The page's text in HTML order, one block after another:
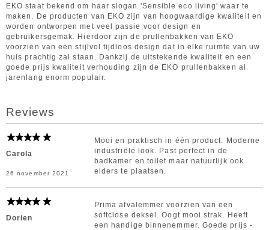
EKO staat bekend om haar slogan 'Sensible eco living' waar te
maken. De producten van EKO zijn van hoogwaardige kwaliteit en
worden ontworpen met veel passie voor design en
gebruikersgemak. Hierdoor zijn de prullenbakken van EKO
voorzien van een stijlvol tijdloos design dat in elke ruimte van uw
huis prachtig zal staan. Dankzij de uitstekende kwaliteit en een
goede prijs kwaliteit verhouding zijn de EKO prullenbakken al
jarenlang enorm populair.
Reviews
Carola
26 november 2021
Mooi en praktisch in één product. Moderne
industriële look. Past perfect in de
badkamer en toilet maar natuurlijk ook
elders te plaatsen.
Dorien
Prima afvalemmer voorzien van een
softclose deksel. Oogt mooi strak. Heeft
een handige binnenemmer. Goede prijs -